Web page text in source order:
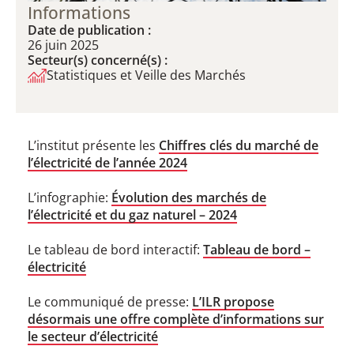
Informations
Date de publication :
26 juin 2025
Secteur(s) concerné(s) :
Statistiques et Veille des Marchés
L’institut présente les Chiffres clés du marché de
l’électricité de l’année 2024
L’infographie: Évolution des marchés de
l’électricité et du gaz naturel – 2024
Le tableau de bord interactif: Tableau de bord –
électricité
Le communiqué de presse: L’ILR propose
désormais une offre complète d’informations sur
le secteur d’électricité